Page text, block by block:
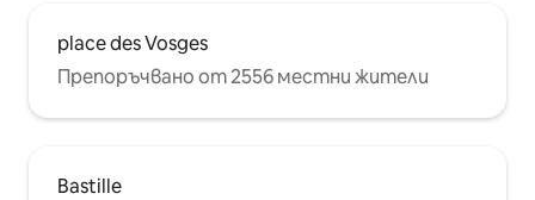
place des Vosges
Препоръчвано от 2556 местни жители
Bastille